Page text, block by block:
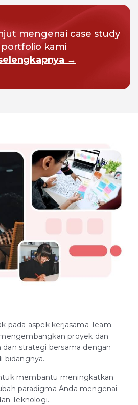
mengenai case study
kami
→
pada aspek kerjasama Team.
proyek dan
strategi bersama dengan
bidangnya.
membantu meningkatkan
paradigma Anda mengenai
Teknologi.